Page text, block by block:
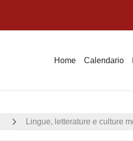
Home Calendario
Lingue, letterature e culture